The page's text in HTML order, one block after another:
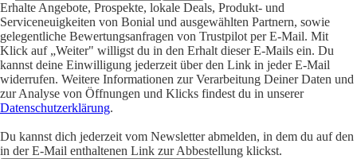
Erhalte Angebote, Prospekte, lokale Deals, Produkt- und
Serviceneuigkeiten von Bonial und ausgewählten Partnern, sowie
gelegentliche Bewertungsanfragen von Trustpilot per E-Mail. Mit
Klick auf „Weiter" willigst du in den Erhalt dieser E-Mails ein. Du
kannst deine Einwilligung jederzeit über den Link in jeder E-Mail
widerrufen. Weitere Informationen zur Verarbeitung Deiner Daten und
zur Analyse von Öffnungen und Klicks findest du in unserer
Datenschutzerklärung.
Du kannst dich jederzeit vom Newsletter abmelden, in dem du auf den
in der E-Mail enthaltenen Link zur Abbestellung klickst.